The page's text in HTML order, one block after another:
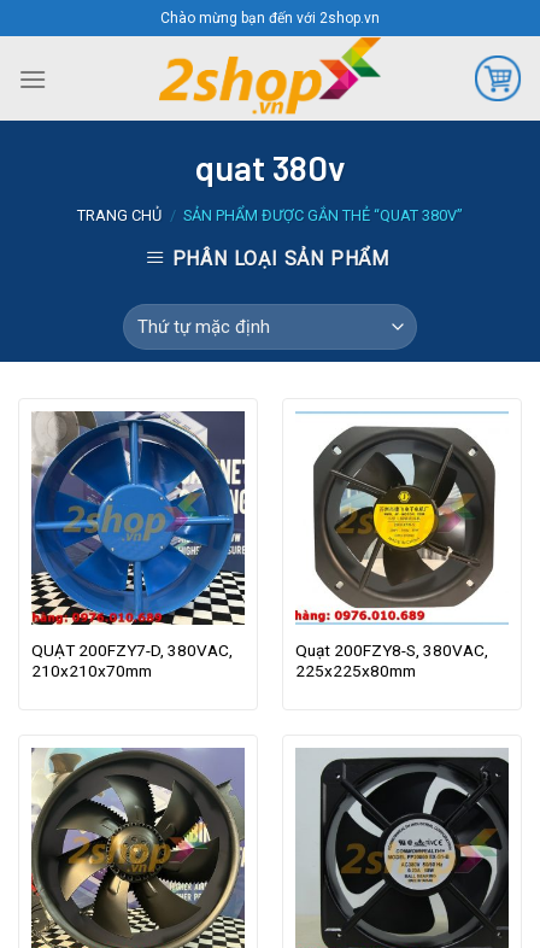
to
content
Chào mừng bạn đến với 2shop.vn
quat 380v
TRANG CHỦ / SẢN PHẨM ĐƯỢC GẮN THẺ “QUAT 380V”
PHÂN LOẠI SẢN PHẨM
QUẠT 200FZY7-D, 380VAC,
210x210x70mm
Quạt 200FZY8-S, 380VAC,
225x225x80mm